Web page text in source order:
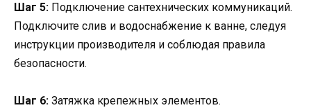
Шаг 5: Подключение сантехнических коммуникаций.
Подключите слив и водоснабжение к ванне, следуя
инструкции производителя и соблюдая правила
безопасности.
Шаг 6: Затяжка крепежных элементов.